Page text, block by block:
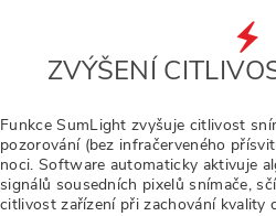
ZVÝŠENÍ
Funkce SumLight zvyšuje citlivost
pozorování (bez infračerveného
noci. Software automaticky aktivuje
signálů sousedních pixelů snímače,
citlivost zařízení při zachování kvality